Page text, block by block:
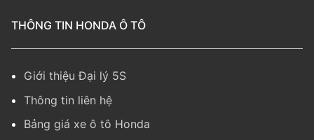
THÔNG TIN HONDA Ô TÔ
Giới thiệu Đại lý 5S
Thông tin liên hệ
Bảng giá xe ô tô Honda